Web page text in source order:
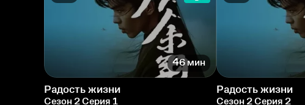
46 мин
Радость жизни
Сезон 2 Серия 1
Радость жизни
Сезон 2 Серия 2